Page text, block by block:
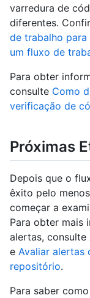
varredura de
diferentes.
de trabalho
um fluxo de
Para obter
consulte Como
verificação de
Próximas
Depois que o
êxito pelo
começar a
Para obter mais
alertas, consulte
e Avaliar alertas
repositório.
Para saber